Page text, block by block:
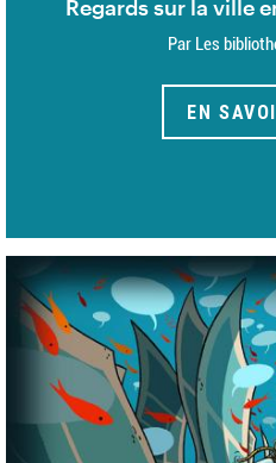
Regards sur la ville
Par Les
EN